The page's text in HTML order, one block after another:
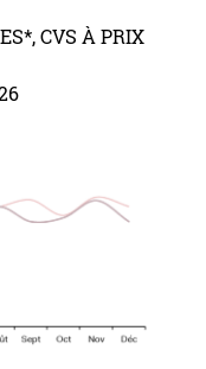
CVS À PRIX